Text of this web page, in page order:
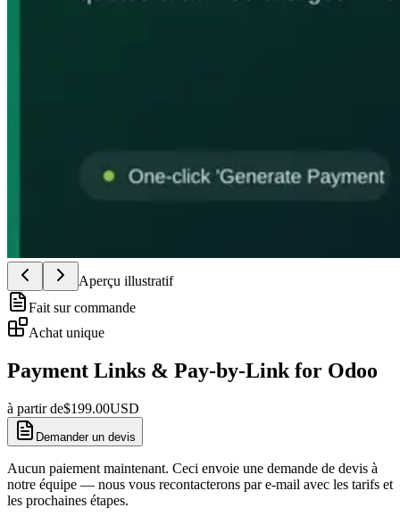
Aperçu illustratif
Fait sur commande
Achat unique
Payment Links & Pay-by-Link for Odoo
à partir de$199.00USD
Demander un devis
Aucun paiement maintenant. Ceci envoie une demande de devis à
notre équipe — nous vous recontacterons par e-mail avec les tarifs et
les prochaines étapes.